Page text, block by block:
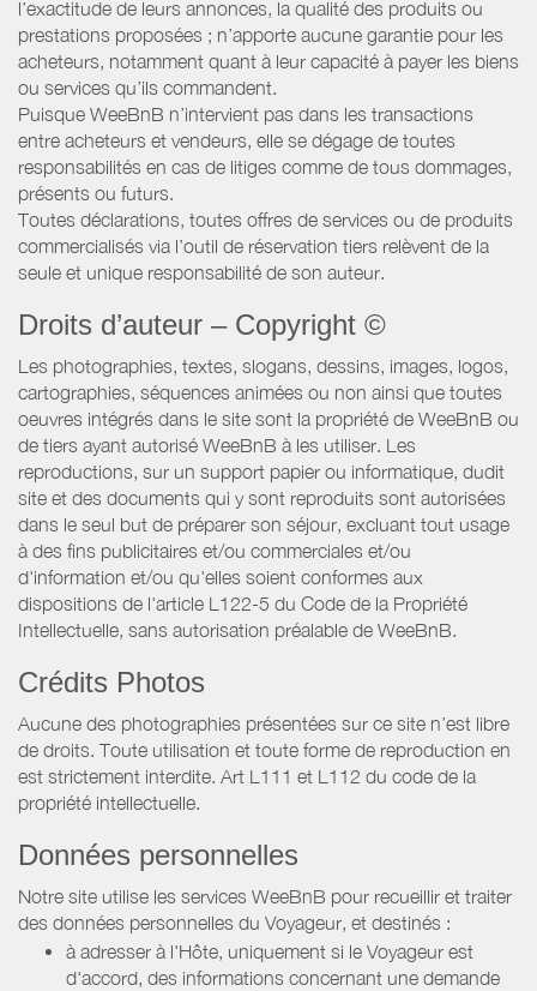
l’exactitude de leurs annonces, la qualité des produits ou
prestations proposées ; n’apporte aucune garantie pour les
acheteurs, notamment quant à leur capacité à payer les biens
ou services qu’ils commandent.
Puisque WeeBnB n’intervient pas dans les transactions
entre acheteurs et vendeurs, elle se dégage de toutes
responsabilités en cas de litiges comme de tous dommages,
présents ou futurs.
Toutes déclarations, toutes offres de services ou de produits
commercialisés via l’outil de réservation tiers relèvent de la
seule et unique responsabilité de son auteur.
Droits d’auteur – Copyright ©
Les photographies, textes, slogans, dessins, images, logos,
cartographies, séquences animées ou non ainsi que toutes
oeuvres intégrés dans le site sont la propriété de WeeBnB ou
de tiers ayant autorisé WeeBnB à les utiliser. Les
reproductions, sur un support papier ou informatique, dudit
site et des documents qui y sont reproduits sont autorisées
dans le seul but de préparer son séjour, excluant tout usage
à des fins publicitaires et/ou commerciales et/ou
d'information et/ou qu'elles soient conformes aux
dispositions de l'article L122-5 du Code de la Propriété
Intellectuelle, sans autorisation préalable de WeeBnB.
Crédits Photos
Aucune des photographies présentées sur ce site n’est libre
de droits. Toute utilisation et toute forme de reproduction en
est strictement interdite. Art L111 et L112 du code de la
propriété intellectuelle.
Données personnelles
Notre site utilise les services WeeBnB pour recueillir et traiter
des données personnelles du Voyageur, et destinés :
à adresser à l'Hôte, uniquement si le Voyageur est
d'accord, des informations concernant une demande